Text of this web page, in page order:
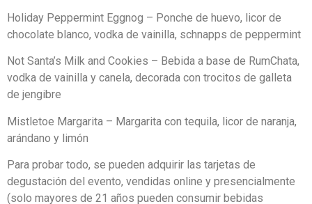
Holiday Peppermint Eggnog – Ponche de huevo, licor de
chocolate blanco, vodka de vainilla, schnapps de peppermint
Not Santa’s Milk and Cookies – Bebida a base de RumChata,
vodka de vainilla y canela, decorada con trocitos de galleta
de jengibre
Mistletoe Margarita – Margarita con tequila, licor de naranja,
arándano y limón
Para probar todo, se pueden adquirir las tarjetas de
degustación del evento, vendidas online y presencialmente
(solo mayores de 21 años pueden consumir bebidas